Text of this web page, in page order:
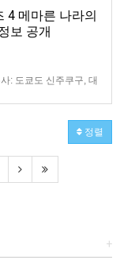
4 메마른 나라의
보 공개
: 도쿄도 신주쿠구, 대
정렬
+